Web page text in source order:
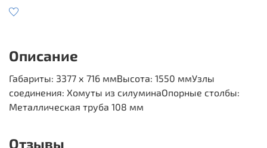
Описание
Габариты: 3377 х 716 ммВысота: 1550 ммУзлы
соединения: Хомуты из силуминаОпорные столбы:
Металлическая труба 108 мм
Отзывы